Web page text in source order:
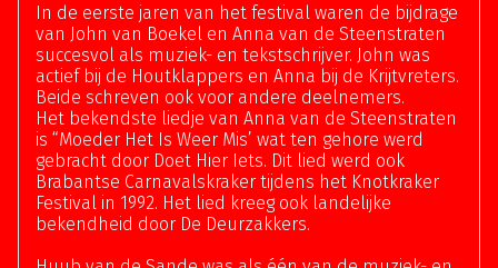
In de eerste jaren van het festival waren de bijdrage
van John van Boekel en Anna van de Steenstraten
succesvol als muziek- en tekstschrijver. John was
actief bij de Houtklappers en Anna bij de Krijtvreters.
Beide schreven ook voor andere deelnemers.
Het bekendste liedje van Anna van de Steenstraten
is “Moeder Het Is Weer Mis’ wat ten gehore werd
gebracht door Doet Hier Iets. Dit lied werd ook
Brabantse Carnavalskraker tijdens het Knotkraker
Festival in 1992. Het lied kreeg ook landelijke
bekendheid door De Deurzakkers.